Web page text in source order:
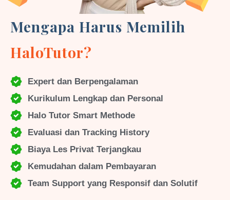
Mengapa Harus Memilih
HaloTutor?
Expert dan Berpengalaman
Kurikulum Lengkap dan Personal
Halo Tutor Smart Methode
Evaluasi dan Tracking History
Biaya Les Privat Terjangkau
Kemudahan dalam Pembayaran
Team Support yang Responsif dan Solutif